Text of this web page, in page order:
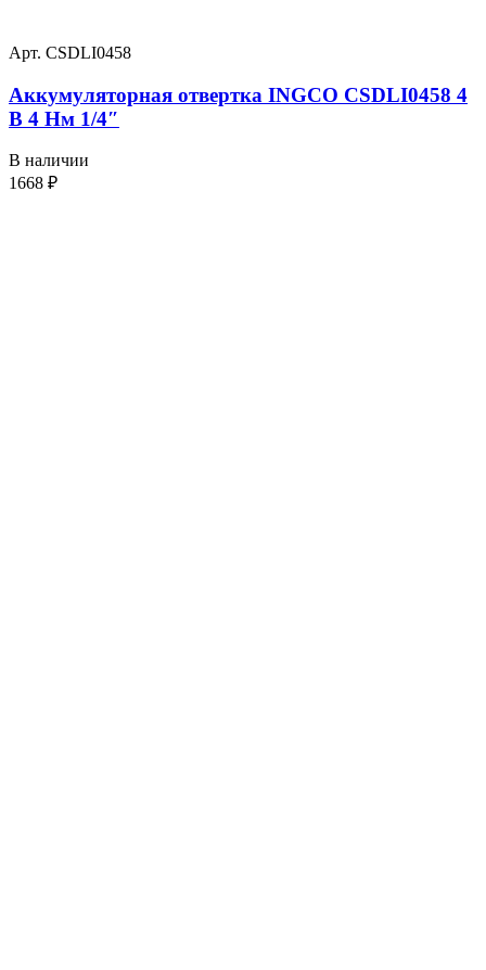
Арт. CSDLI0458
Аккумуляторная отвертка INGCO CSDLI0458 4
В 4 Нм 1/4″
В наличии
1668 ₽